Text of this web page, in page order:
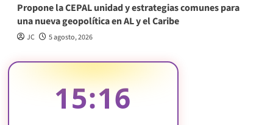
Propone la CEPAL unidad y estrategias comunes para
una nueva geopolítica en AL y el Caribe
JC 5 agosto, 2026
15:16